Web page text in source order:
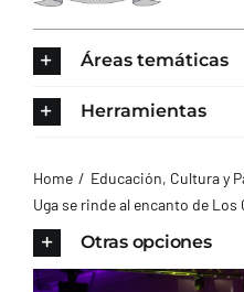
AYUNTAMIENTO
Áreas temáticas
Herramientas
Home Educación, Cultura y
Uga se rinde al encanto de Los
Otras opciones